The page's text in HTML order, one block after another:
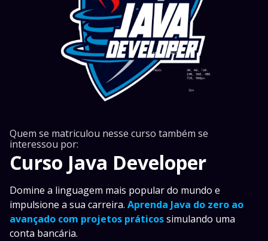
Quem se matriculou nesse curso também se
interessou por:
Curso Java Developer
Domine a linguagem mais popular do mundo e
impulsione a sua carreira. Aprenda Java do zero ao
avançado com projetos práticossimulando uma
conta bancária.